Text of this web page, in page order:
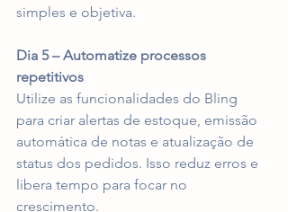
simples e objetiva.
Dia 5 – Automatize processos
repetitivos
Utilize as funcionalidades do Bling
para criar alertas de estoque, emissão
automática de notas e atualização de
status dos pedidos. Isso reduz erros e
libera tempo para focar no
crescimento.